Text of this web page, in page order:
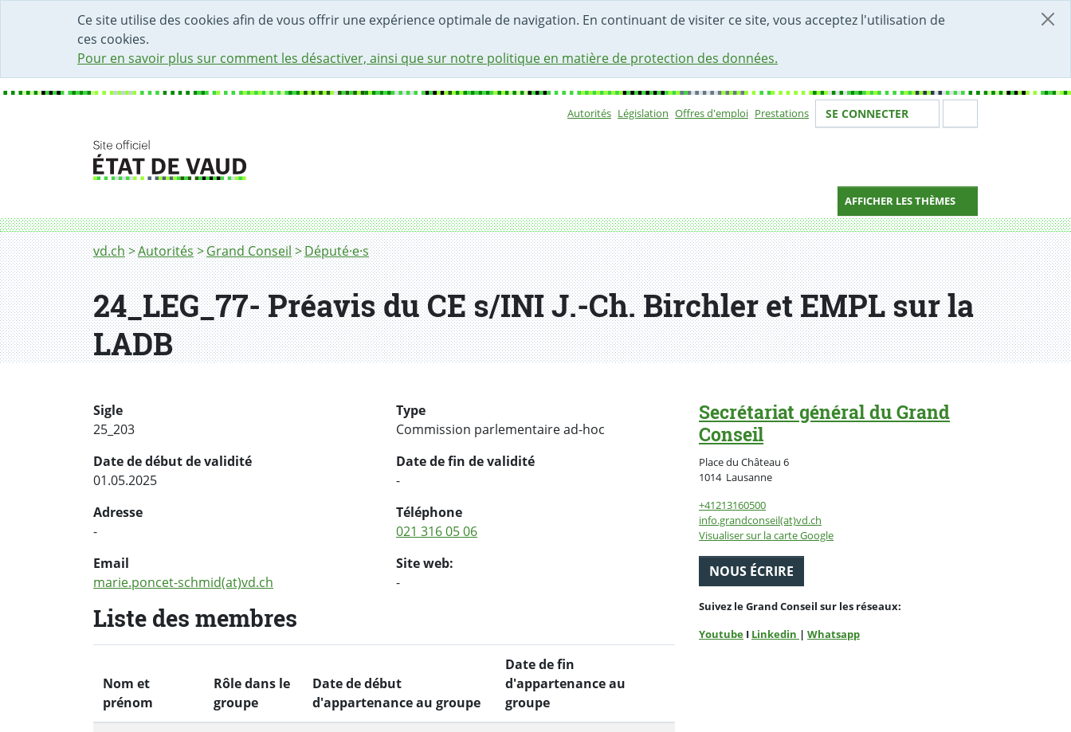
Ce site utilise des cookies afin de vous offrir une expérience optimale de navigation. En continuant de visiter ce site, vous acceptez l'utilisation de
ces cookies.
Pour en savoir plus sur comment les désactiver, ainsi que sur notre politique en matière de protection des données.
DÉBUT DU CONTENU DE LA PAGE
ACCÈS AU CHAMP DE RECHERCHE
PAGE D'ACCUEIL
FORMULAIRE DE CONTACT
Autorités Législation Offres d'emploi Prestations Votre identité
SE CONNECTER
AFFICHER LES THÈMES
Fil d'Ariane
vd.ch Autorités Grand Conseil Député·e·s
24_LEG_77- Préavis du CE s/INI J.-Ch. Birchler et EMPL sur la
LADB
Sigle
25_203
Type
Commission parlementaire ad-hoc
Date de début de validité
01.05.2025
Date de fin de validité
-
Adresse
-
Téléphone
021 316 05 06
Email
marie.poncet-schmid(at)vd.ch
Site web:
-
Liste des membres
Nom et
prénom
Rôle dans le
groupe
Date de début
d'appartenance au groupe
Date de fin
d'appartenance au
groupe
Secrétariat général du Grand
Conseil
Place du Château 6
1014 LausanneSuisse
+41213160500
info.grandconseil(at)vd.ch
Visualiser sur la carte Google
NOUS ÉCRIRE
Suivez le Grand Conseil sur les réseaux:
Youtube I Linkedin | Whatsapp